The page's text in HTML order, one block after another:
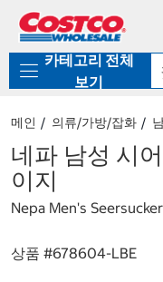
로
기
가
카테고리 전체
보기
메인 의류/가방/잡화
네파 남성 시
이지
Nepa Men's
상품 #678604-LBE